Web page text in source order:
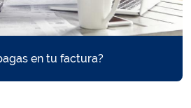
en tu factura?